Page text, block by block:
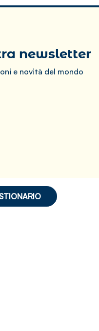
newsletter
e novità del mondo